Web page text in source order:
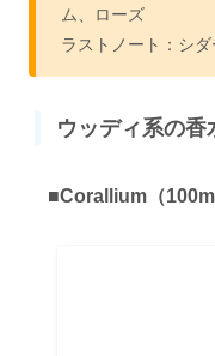
ム、ローズ
ラストノート：シ
ウッディ系の香
■Corallium（